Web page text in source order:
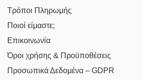
Τρόποι Πληρωμής
Ποιοί είμαστε;
Επικοινωνία
Όροι χρήσης & Προϋποθέσεις
Προσωπικά Δεδομένα – GDPR